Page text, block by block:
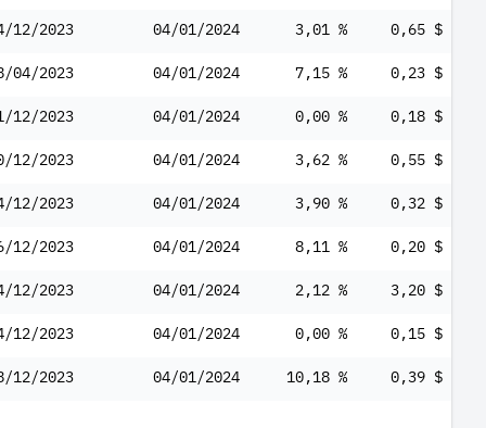
12/2023 04/01/2024 3,01 % 0,65 $
04/2023 04/01/2024 7,15 % 0,23 $
12/2023 04/01/2024 0,00 % 0,18 $
12/2023 04/01/2024 3,62 % 0,55 $
12/2023 04/01/2024 3,90 % 0,32 $
12/2023 04/01/2024 8,11 % 0,20 $
12/2023 04/01/2024 2,12 % 3,20 $
12/2023 04/01/2024 0,00 % 0,15 $
12/2023 04/01/2024 10,18 % 0,39 $